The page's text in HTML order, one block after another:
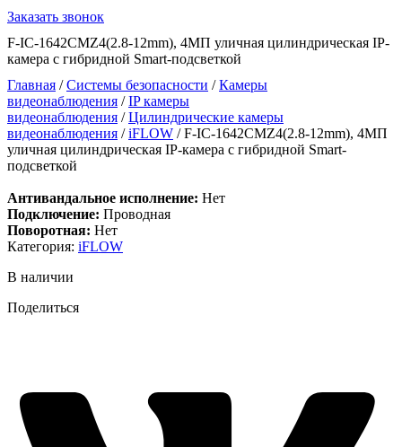
Заказать звонок
F-IC-1642CMZ4(2.8-12mm), 4МП уличная цилиндрическая IP-
камера с гибридной Smart-подсветкой
Главная /Системы безопасности /Камеры
видеонаблюдения /IP камеры
видеонаблюдения /Цилиндрические камеры
видеонаблюдения /iFLOW / F-IC-1642CMZ4(2.8-12mm), 4МП
уличная цилиндрическая IP-камера с гибридной Smart-
подсветкой
Антивандальное исполнение: Нет
Подключение: Проводная
Поворотная: Нет
Категория: iFLOW
В наличии
Поделиться